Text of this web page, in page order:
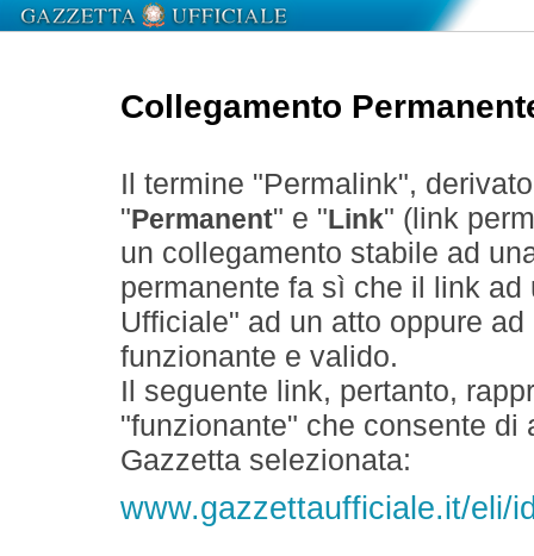
Collegamento
Il termine "Permalink",
" Permanent" e " Link" (link
un collegamento stabile ad
permanente fa sì che il link
Ufficiale" ad un atto oppure
funzionante e valido.
Il seguente link, pertanto,
"funzionante" che consente
Gazzetta selezionata:
www.gazzettaufficiale.it/eli/